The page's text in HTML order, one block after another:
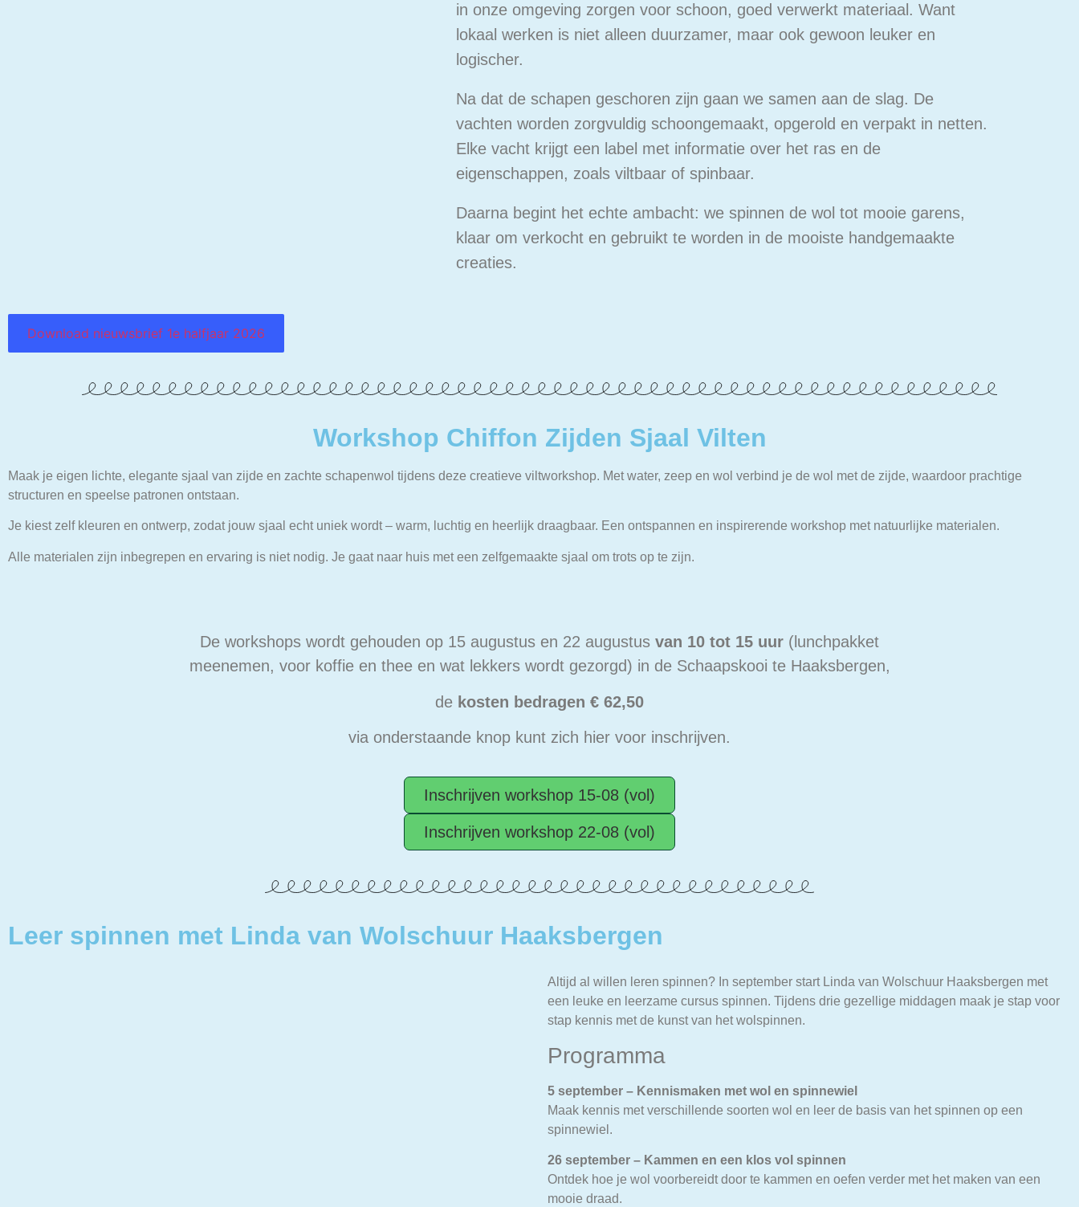
in onze omgeving zorgen voor schoon, goed verwerkt materiaal. Want
lokaal werken is niet alleen duurzamer, maar ook gewoon leuker en
logischer.
Na dat de schapen geschoren zijn gaan we samen aan de slag. De
vachten worden zorgvuldig schoongemaakt, opgerold en verpakt in netten.
Elke vacht krijgt een label met informatie over het ras en de
eigenschappen, zoals viltbaar of spinbaar.
Daarna begint het echte ambacht: we spinnen de wol tot mooie garens,
klaar om verkocht en gebruikt te worden in de mooiste handgemaakte
creaties.
Download nieuwsbrief 1e halfjaar 2026
Workshop Chiffon Zijden Sjaal Vilten
Maak je eigen lichte, elegante sjaal van zijde en zachte schapenwol tijdens deze creatieve viltworkshop. Met water, zeep en wol verbind je de wol met de zijde, waardoor prachtige
structuren en speelse patronen ontstaan.
Je kiest zelf kleuren en ontwerp, zodat jouw sjaal echt uniek wordt – warm, luchtig en heerlijk draagbaar. Een ontspannen en inspirerende workshop met natuurlijke materialen.
Alle materialen zijn inbegrepen en ervaring is niet nodig. Je gaat naar huis met een zelfgemaakte sjaal om trots op te zijn.
De workshops wordt gehouden op 15 augustus en 22 augustus van 10 tot 15 uur (lunchpakket
meenemen, voor koffie en thee en wat lekkers wordt gezorgd) in de Schaapskooi te Haaksbergen,
de kosten bedragen € 62,50
via onderstaande knop kunt zich hier voor inschrijven.
Inschrijven workshop 15-08 (vol)
Inschrijven workshop 22-08 (vol)
Leer spinnen met Linda van Wolschuur Haaksbergen
Altijd al willen leren spinnen? In september start Linda van Wolschuur Haaksbergen met
een leuke en leerzame cursus spinnen. Tijdens drie gezellige middagen maak je stap voor
stap kennis met de kunst van het wolspinnen.
Programma
5 september – Kennismaken met wol en spinnewiel
Maak kennis met verschillende soorten wol en leer de basis van het spinnen op een
spinnewiel.
26 september – Kammen en een klos vol spinnen
Ontdek hoe je wol voorbereidt door te kammen en oefen verder met het maken van een
mooie draad.